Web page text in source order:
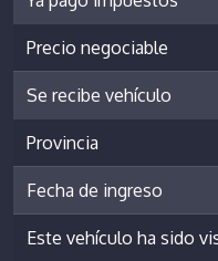
Precio negociable
Se recibe vehículo
Provincia
Fecha de ingreso
Este vehículo ha sido